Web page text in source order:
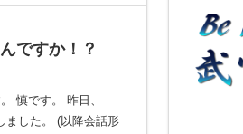
ですか！？
慎です。 昨日、
ました。 (以降会話形